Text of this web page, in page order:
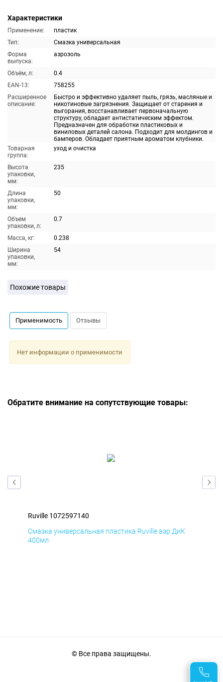
Характеристики
Применение:
пластик
Тип:
Смазка универсальная
Форма
выпуска:
аэрозоль
Объём, л:
0.4
EAN-13:
758255
Расширенное
описание:
Быстро и эффективно удаляет пыль, грязь, масляные и
никотиновые загрязнения. Защищает от старения и
выгорания, восстанавливает первоначальную
структуру, обладает антистатическим эффектом.
Предназначен для обработки пластиковых и
виниловых деталей салона. Подходит для молдингов и
бамперов. Обладает приятным ароматом клубники.
Товарная
группа:
уход и очистка
Высота
упаковки,
мм:
235
Длина
упаковки,
мм:
50
Объем
упаковки, л:
0.7
Масса, кг:
0.238
Ширина
упаковки,
мм:
54
Похожие товары
Применимость Отзывы
Нет информации о применимости
Обратите внимание на сопутствующие товары:
Ruville 1072597140
Смазка универсальная пластика Ruville аэр ДиК
400мл
© Все права защищены.